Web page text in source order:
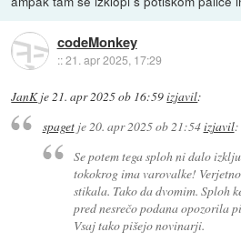
codeMonkey
::21. apr 2025, 17:29
JanKje21. apr 2025 ob 16:59izjavil:
spagetje20. apr 2025 ob 21:54izjavil:
Se potem tega sploh ni dalo
tokokrog ima varovalke!
stikala. Tako da dvomim. Sploh
pred nesrečo podana opozorila
Vsaj tako pišejo novinarji.